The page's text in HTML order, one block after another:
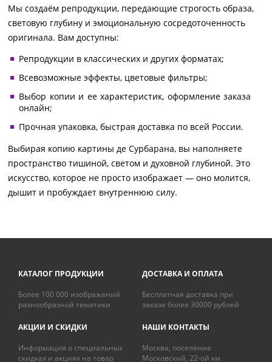
Мы создаём репродукции, передающие строгость образа,
световую глубину и эмоциональную сосредоточенность
оригинала. Вам доступны:
Репродукции в классических и других форматах;
Всевозможные эффекты, цветовые фильтры;
Выбор копии и ее характеристик, оформление заказа
онлайн;
Прочная упаковка, быстрая доставка по всей России.
Выбирая копию картины де Сурбарана, вы наполняете
пространство тишиной, светом и духовной глубиной. Это
искусство, которое не просто изображает — оно молится,
дышит и пробуждает внутреннюю силу.
КАТАЛОГ ПРОДУКЦИИ
Более 100 000 изображений
разнообразной тематики
ДОСТАВКА И ОПЛАТА
Бесплатная доставка при
заказе более 30000 рублей
АКЦИИ И СКИДКИ
Информация о специальных
скидках и акциях на товар
НАШИ КОНТАКТЫ
Москва, поселение
Московский, 22-ой км.